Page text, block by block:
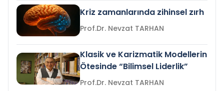
Kriz zamanlarında zihinsel zırh
Prof.Dr. Nevzat TARHAN
Klasik ve Karizmatik Modellerin
Ötesinde “Bilimsel Liderlik”
Prof.Dr. Nevzat TARHAN